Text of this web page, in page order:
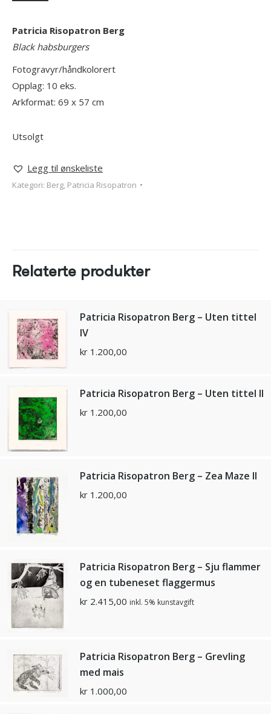
Patricia Risopatron Berg
Black habsburgers
Fotogravyr/håndkolorert
Opplag: 10 eks.
Arkformat: 69 x 57 cm
Utsolgt
Legg til ønskeliste
Kategori: Berg, Patricia Risopatron
Relaterte produkter
Patricia Risopatron Berg – Uten tittel
IV
kr 1.200,00
Patricia Risopatron Berg – Uten tittel II
kr 1.200,00
Patricia Risopatron Berg – Zea Maze II
kr 1.200,00
Patricia Risopatron Berg – Sju flammer
og en tubeneset flaggermus
kr 2.415,00 inkl. 5% kunstavgift
Patricia Risopatron Berg – Grevling
med mais
kr 1.000,00